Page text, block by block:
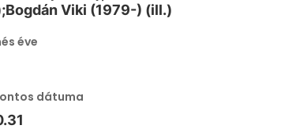
Viki (1979-) (ill.)
éve
dátuma